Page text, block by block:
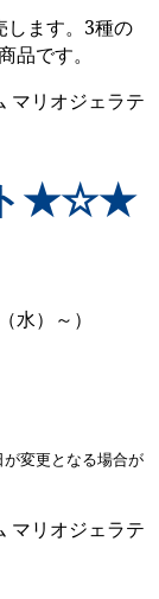
します。3種の
です。
リオジェラテ
ト★☆★
水）～）
変更となる場合が
リオジェラテ